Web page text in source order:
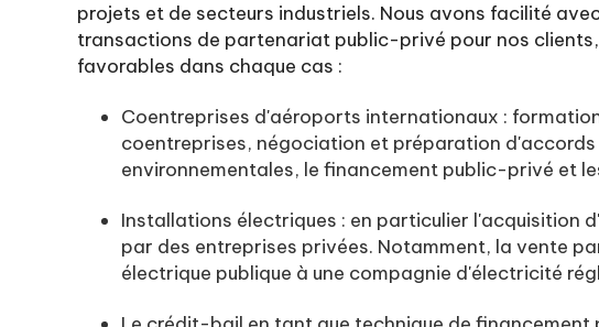
projets et de secteurs industriels. Nous avons facilité
transactions de partenariat public-privé pour nos
favorables dans chaque cas :
Coentreprises d'aéroports internationaux :
coentreprises, négociation et préparation
environnementales, le financement public-privé et
Installations électriques : en particulier l'acquisition
par des entreprises privées. Notamment, la vente
électrique publique à une compagnie d'électricité